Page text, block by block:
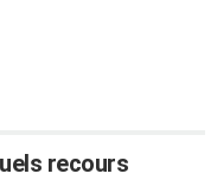
recours